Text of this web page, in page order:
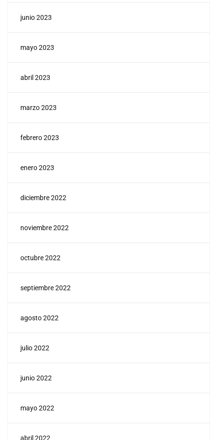
junio 2023
mayo 2023
abril 2023
marzo 2023
febrero 2023
enero 2023
diciembre 2022
noviembre 2022
octubre 2022
septiembre 2022
agosto 2022
julio 2022
junio 2022
mayo 2022
abril 2022